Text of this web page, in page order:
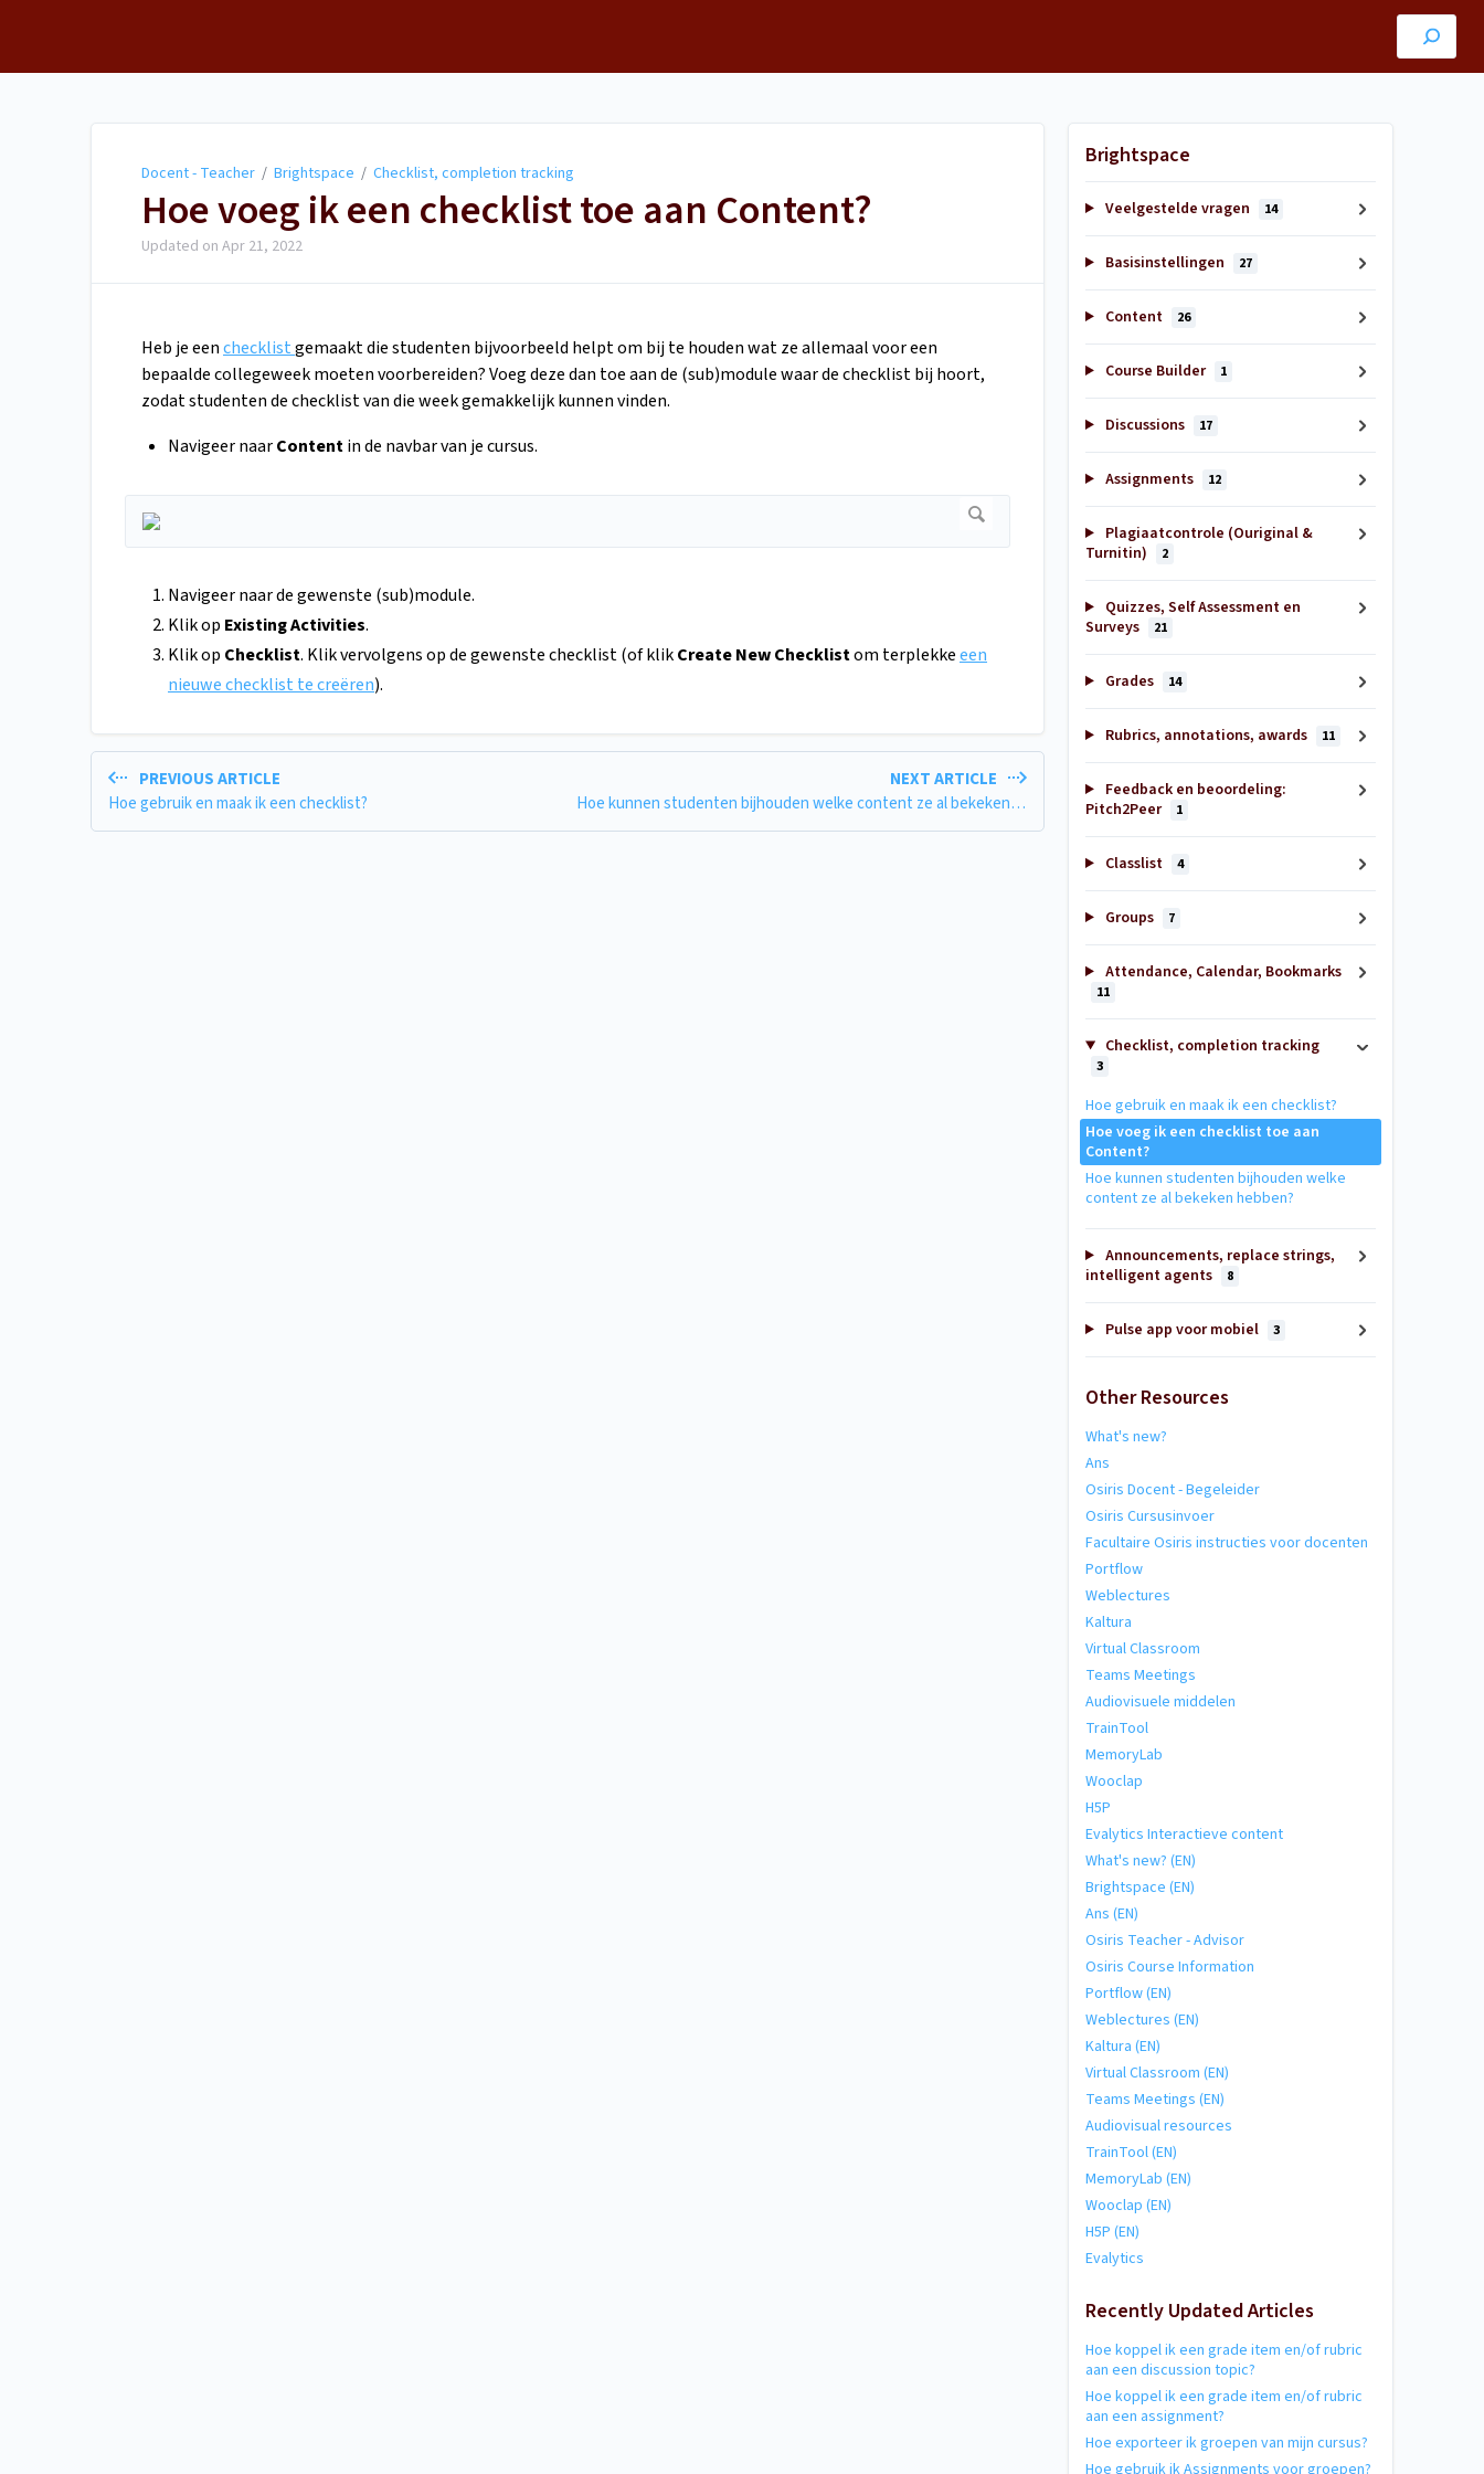
Docent - Teacher / Brightspace / Checklist, completion tracking
Hoe voeg ik een checklist toe aan Content?
Updated on Apr 21, 2022
Heb je eenchecklistgemaakt die studenten bijvoorbeeld helpt om bij te houden wat ze allemaal voor een
bepaalde collegeweek moeten voorbereiden? Voeg deze dan toe aan de (sub)module waar de checklist bij hoort,
zodat studenten de checklist van die week gemakkelijk kunnen vinden.
Navigeer naarContentin de navbar van je cursus.
Navigeer naar de gewenste (sub)module.
Klik op Existing Activities.
Klik op Checklist. Klik vervolgens op de gewenste checklist (of klikCreate New Checklistom terplekkeeen
nieuwe checklist te creëren).
PREVIOUS ARTICLE
Hoe gebruik en maak ik een checklist?
NEXT ARTICLE
Hoe kunnen studenten bijhouden welke content ze al bekeken hebben?
Brightspace
Veelgestelde vragen 14
Basisinstellingen 27
Content 26
Course Builder 1
Discussions 17
Assignments 12
Plagiaatcontrole (Ouriginal &
Turnitin)
2
Quizzes, Self Assessment en
Surveys
21
Grades 14
Rubrics, annotations, awards 11
Feedback en beoordeling:
Pitch2Peer
1
Classlist 4
Groups 7
Attendance, Calendar, Bookmarks
11
Checklist, completion tracking
3
Hoe gebruik en maak ik een checklist?
Hoe voeg ik een checklist toe aan
Content?
Hoe kunnen studenten bijhouden welke
content ze al bekeken hebben?
Announcements, replace strings,
intelligent agents
8
Pulse app voor mobiel 3
Other Resources
What's new?
Ans
Osiris Docent - Begeleider
Osiris Cursusinvoer
Facultaire Osiris instructies voor docenten
Portflow
Weblectures
Kaltura
Virtual Classroom
Teams Meetings
Audiovisuele middelen
TrainTool
MemoryLab
Wooclap
H5P
Evalytics Interactieve content
What's new? (EN)
Brightspace (EN)
Ans (EN)
Osiris Teacher - Advisor
Osiris Course Information
Portflow (EN)
Weblectures (EN)
Kaltura (EN)
Virtual Classroom (EN)
Teams Meetings (EN)
Audiovisual resources
TrainTool (EN)
MemoryLab (EN)
Wooclap (EN)
H5P (EN)
Evalytics
Recently Updated Articles
Hoe koppel ik een grade item en/of rubric
aan een discussion topic?
Hoe koppel ik een grade item en/of rubric
aan een assignment?
Hoe exporteer ik groepen van mijn cursus?
Hoe gebruik ik Assignments voor groepen?